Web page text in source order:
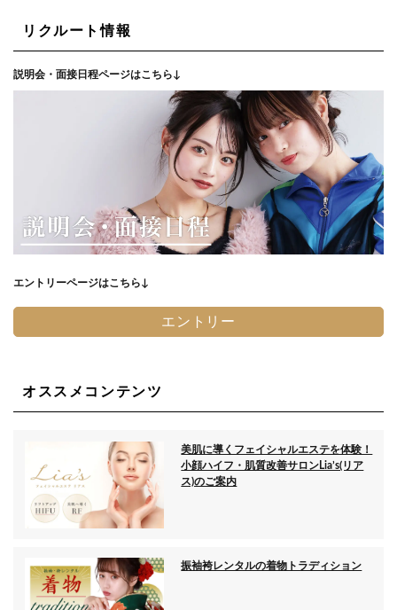
リクルート情報
説明会・面接日程ページはこちら↓
エントリーページはこちら↓
エントリー
オススメコンテンツ
美肌に導くフェイシャルエステを体験！
小顔ハイフ・肌質改善サロンLia’s(リア
ス)のご案内
振袖袴レンタルの着物トラディション